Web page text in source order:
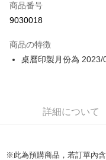
コンビニ店頭代金引換
Apple Pay
商品番号
9030018
商品の特徴
桌曆印製月份為 2023/
詳細について
※此為預購商品，若訂單內